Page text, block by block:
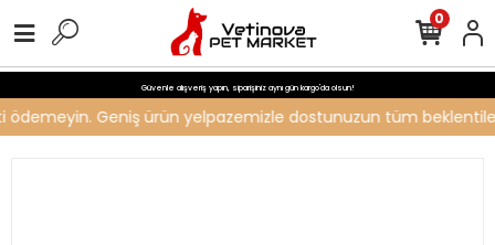
Güvenle alışveriş yapın, siparişiniz aynı gün kargo'da olsun!
Geniş ürün yelpazemizle dostunuzun tüm
0